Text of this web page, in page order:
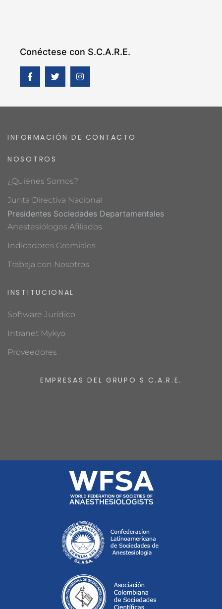
Conéctese con S.C.A.R.E.
INFORMACIÓN DE CONTACTO
NOSOTROS
¿Quiénes Somos?
Junta Directiva Nacional
Presidentes Sociedades Departamentales
Anestesiólogos Afiliados
Indicadores Gremiales
Trabaja con Nosotros
INSTITUCIONAL
Software Jurídico
Intranet Mykyo
Proveedores
EMPRESAS DEL GRUPO S.C.A.R.E.